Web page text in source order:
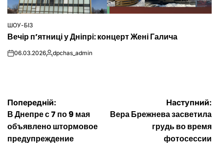
ОПУБЛІКУВАТИ
У
ШОУ-БІЗ
Вечір п’ятниці у Дніпрі: концерт Жені Галича
on06.03.2026Опубліковано
dpchas_admin
Навігація
записів
Попередній:
В Днепре с 7 по 9 мая
объявлено штормовое
предупреждение
Наступний:
Вера Брежнева засветила
грудь во время
фотосессии